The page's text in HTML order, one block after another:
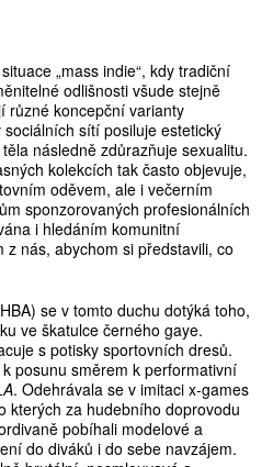
„mass indie“, kdy tradiční
odlišnosti všude stejně
různé koncepční varianty
sítí posiluje estetický
následně zdůrazňuje sexualitu.
kolekcích tak často objevuje,
oděvem, ale i večerním
sponzorovaných profesionálních
i hledáním komunitní
nás, abychom si představili, co
se v tomto duchu dotýká toho,
ve škatulce černého gaye.
s potisky sportovních dresů.
posunu směrem k performativní
. Odehrávala se v imitaci x-games
kterých za hudebního doprovodu
pobíhali modelové a
do diváků i do sebe navzájem.